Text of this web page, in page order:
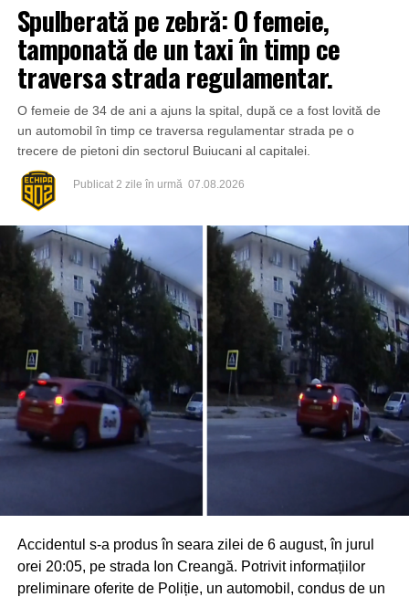
Spulberată pe zebră: O femeie,
tamponată de un taxi în timp ce
traversa strada regulamentar.
O femeie de 34 de ani a ajuns la spital, după ce a fost lovită de
un automobil în timp ce traversa regulamentar strada pe o
trecere de pietoni din sectorul Buiucani al capitalei.
Publicat 2 zile în urmă 07.08.2026
Accidentul s-a produs în seara zilei de 6 august, în jurul
orei 20:05, pe strada Ion Creangă. Potrivit informațiilor
preliminare oferite de Poliție, un automobil, condus de un